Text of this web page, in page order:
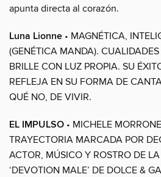
apunta directa al corazón.
Luna Lionne • MAGNÉTICA,
(GENÉTICA MANDA).
BRILLE CON LUZ PROPIA. SU
REFLEJA EN SU FORMA DE
QUÉ NO, DE VIVIR.
EL IMPULSO • MICHELE
TRAYECTORIA MARCADA POR
ACTOR, MÚSICO Y ROSTRO DE
‘DEVOTION MALE’ DE DOLCE &